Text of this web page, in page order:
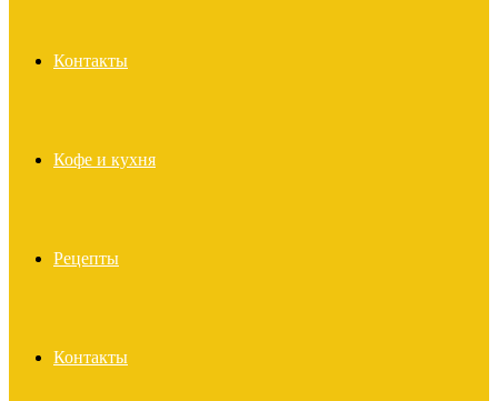
Контакты
Кофе и кухня
Рецепты
Контакты